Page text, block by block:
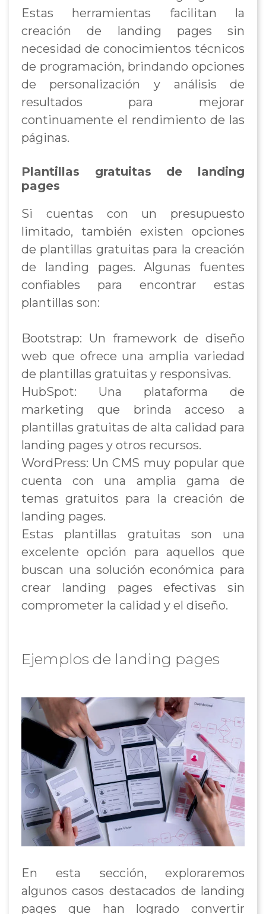
Estas herramientas facilitan la
creación de landing pages sin
necesidad de conocimientos técnicos
de programación, brindando opciones
de personalización y análisis de
resultados para mejorar
continuamente el rendimiento de las
páginas.
Plantillas gratuitas de landing
pages
Si cuentas con un presupuesto
limitado, también existen opciones
de plantillas gratuitas para la creación
de landing pages. Algunas fuentes
confiables para encontrar estas
plantillas son:
Bootstrap: Un framework de diseño
web que ofrece una amplia variedad
de plantillas gratuitas y responsivas.
HubSpot: Una plataforma de
marketing que brinda acceso a
plantillas gratuitas de alta calidad para
landing pages y otros recursos.
WordPress: Un CMS muy popular que
cuenta con una amplia gama de
temas gratuitos para la creación de
landing pages.
Estas plantillas gratuitas son una
excelente opción para aquellos que
buscan una solución económica para
crear landing pages efectivas sin
comprometer la calidad y el diseño.
Ejemplos de landing pages
En esta sección, exploraremos
algunos casos destacados de landing
pages que han logrado convertir